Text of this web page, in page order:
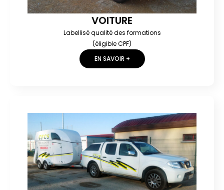
VOITURE
Labellisé qualité des formations
(éligible CPF)
EN SAVOIR +